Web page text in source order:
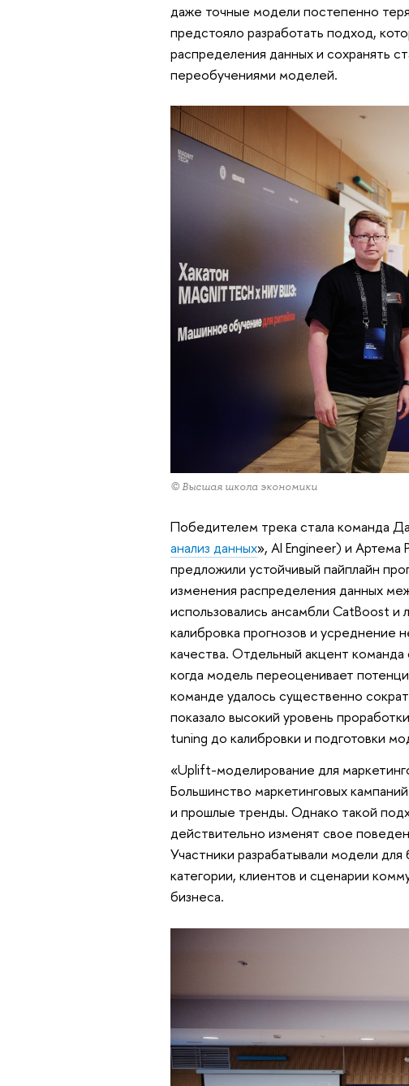
даже точные модели постепенно
предстояло разработать подход,
распределения данных и сохранять
переобучениями моделей.
© Высшая школа экономики
Победителем трека стала команда
анализ данных», AI Engineer) и Артема
предложили устойчивый пайплайн
изменения распределения данных
использовались ансамбли CatBoost и
калибровка прогнозов и усреднение
качества. Отдельный акцент
когда модель переоценивает
команде удалось существенно
показало высокий уровень
tuning до калибровки и подготовки
«Uplift-моделирование для
Большинство маркетинговых
и прошлые тренды. Однако такой
действительно изменят свое
Участники разрабатывали модели
категории, клиентов и сценарии
бизнеса.